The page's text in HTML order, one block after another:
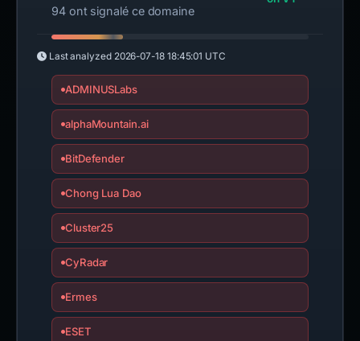
94 ont signalé ce domaine
Last analyzed 2026-07-18 18:45:01 UTC
ADMINUSLabs
alphaMountain.ai
BitDefender
Chong Lua Dao
Cluster25
CyRadar
Ermes
ESET